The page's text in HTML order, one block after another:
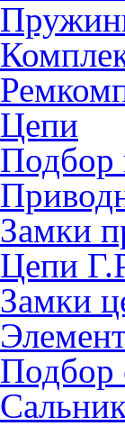
Цепи
Подбор
Замки
Цепи
Замки
Подбор